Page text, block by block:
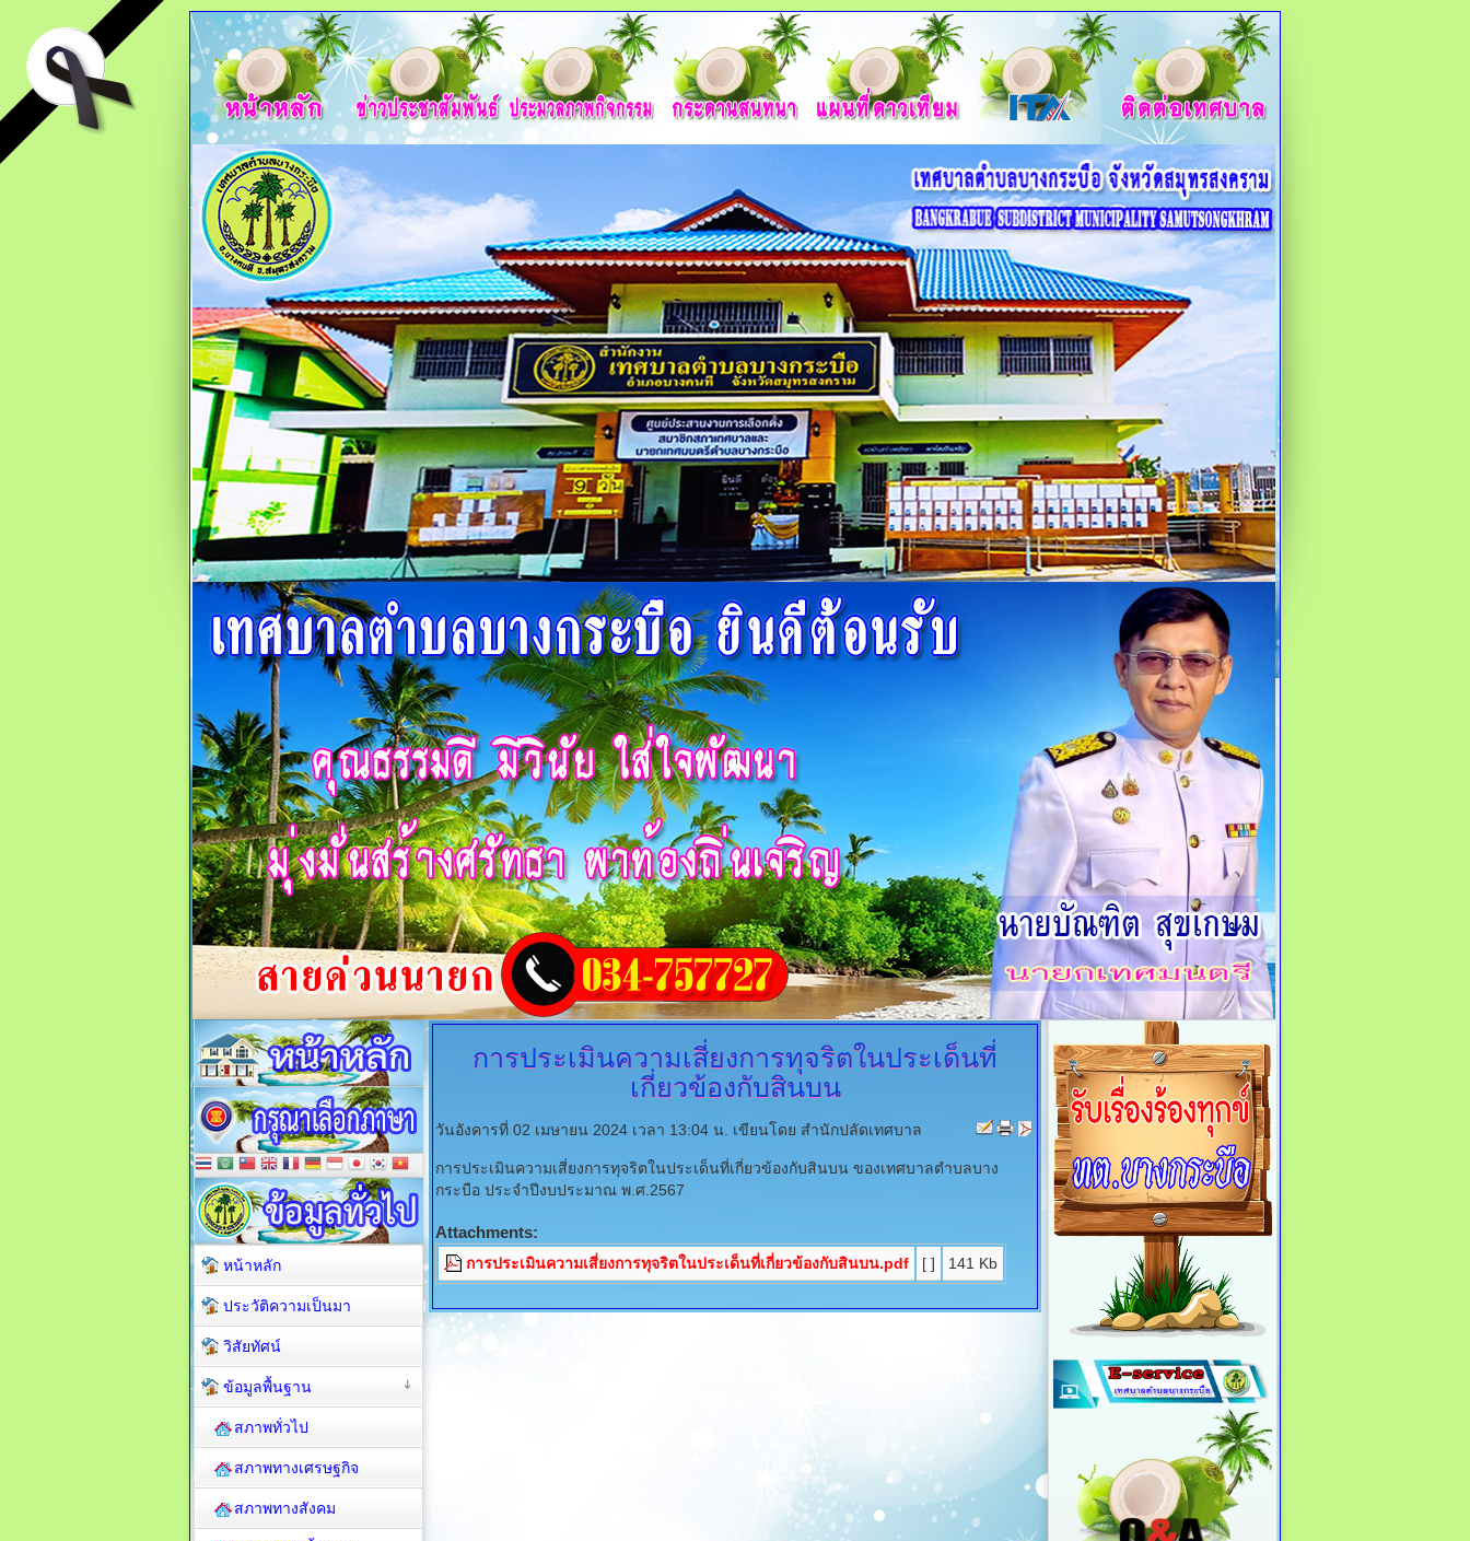
การประเมินความเสี่ยงการทุจริตในประเด็นที่
เกี่ยวข้องกับสินบน
วันอังคารที่ 02 เมษายน 2024 เวลา 13:04 น. เขียนโดย สำนักปลัดเทศบาล
การประเมินความเสี่ยงการทุจริตในประเด็นที่เกี่ยวข้องกับสินบน ของเทศบาลตำบลบาง
กระบือ ประจำปีงบประมาณ พ.ศ.2567
Attachments:
การประเมินความเสี่ยงการทุจริตในประเด็นที่เกี่ยวข้องกับสินบน.pdf [ ] 141 Kb
หน้าหลัก
ประวัติความเป็นมา
วิสัยทัศน์
ข้อมูลพื้นฐาน
สภาพทั่วไป
สภาพทางเศรษฐกิจ
สภาพทางสังคม